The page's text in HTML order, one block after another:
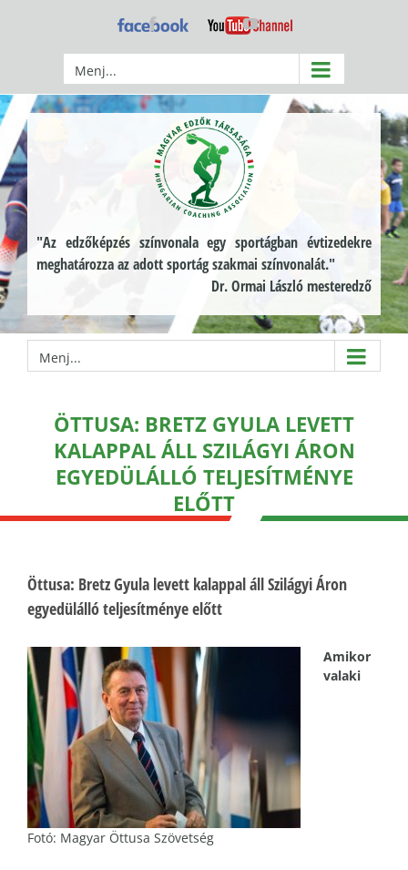
Facebook YouTube
Menj...
"Az edzőképzés színvonala egy sportágban évtizedekre
meghatározza az adott sportág szakmai színvonalát."
Dr. Ormai László mesteredző
Menj...
ÖTTUSA: BRETZ GYULA LEVETT
KALAPPAL ÁLL SZILÁGYI ÁRON
EGYEDÜLÁLLÓ TELJESÍTMÉNYE
ELŐTT
Öttusa: Bretz Gyula levett kalappal áll Szilágyi Áron
egyedülálló teljesítménye előtt
Fotó: Magyar Öttusa Szövetség
Amikor
valaki